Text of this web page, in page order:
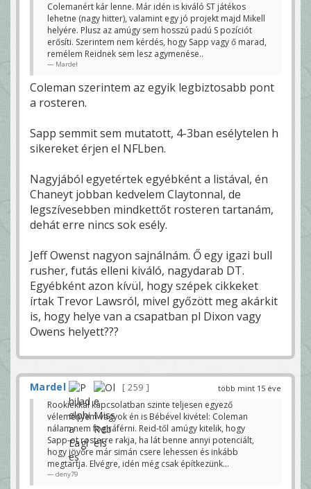
Colemanért kár lenne. Már idén is kiváló ST játékos
lehetne (nagy hitter), valamint egy jó projekt majd Mikell
helyére. Plusz az amúgy sem hosszú padú S pozíciót
erősíti. Szerintem nem kérdés, hogy Sapp vagy ő marad,
remélem Reidnek sem lesz agymenése..
Mardel
Coleman szerintem az egyik legbiztosabb pont
a rosteren.
Sapp semmit sem mutatott, 4-3ban esélytelen h
sikereket érjen el NFLben.
Nagyjából egyetértek egyébként a listával, én
Chaneyt jobban kedvelem Claytonnal, de
legszívesebben mindkettőt rosteren tartanám,
dehát erre nincs sok esély.
Jeff Owenst nagyon sajnálnám. Ő egy igazi bull
rusher, futás elleni kiváló, nagydarab DT.
Egyébként azon kívül, hogy szépek cikkeket
írtak Trevor Lawsról, mivel győzött meg akárkit
is, hogy helye van a csapatban pl Dixon vagy
Owens helyett???
több mint 15 éve
Mardel
259
Rookiekkal kapcsolatban szinte teljesen egyező
véleményem vagyok én is Bébével kivétel: Coleman
nálam nem fog ráférni. Reid-től amúgy kitelik, hogy
Sapp-ot rosterre rakja, ha lát benne annyi potenciált,
hogy jövőre már simán csere lehessen és inkább
megtartja. Elvégre, idén még csak építkezünk...
deny79